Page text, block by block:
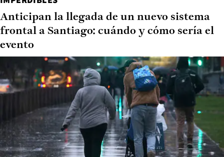
Anticipan la llegada de un nuevo sistema
frontal a Santiago: cuándo y cómo sería el
evento